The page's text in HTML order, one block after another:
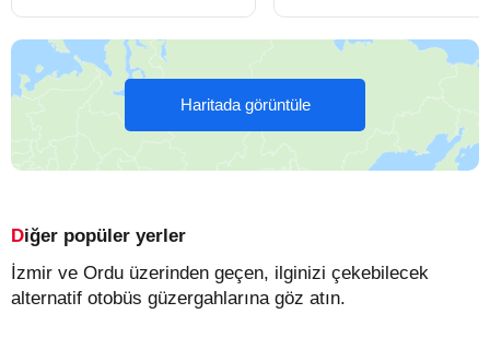
Haritada görüntüle
Diğer popüler yerler
İzmir ve Ordu üzerinden geçen, ilginizi çekebilecek
alternatif otobüs güzergahlarına göz atın.